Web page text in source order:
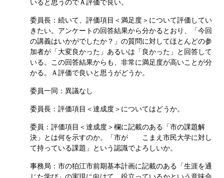
いると思うのでＡ評価で良い。
委員長：続いて、評価項目＜満足度＞について評価してい
きたい。アンケートの回答結果から分かるとおり、「今回
の講義はいかがでしたか？」の質問に対してほとんどの参
加者が「大変良かった」あるいは「良かった」と回答して
いる。この回答結果からも、非常に満足度が高いことが分
かる。Ａ評価で良いと思うがどうか。
委員一同：異議なし
委員長：評価項目＜達成度＞についてはどうか。
委員：評価項目＜達成度＞欄に記載のある「市の課題解
決」とは何を示すのか。「市が こまえ市民大学に対し
て持っている課題」という認識でよろしいか。
事務局：市の狛江市前期基本計画に記載のある「生涯を通